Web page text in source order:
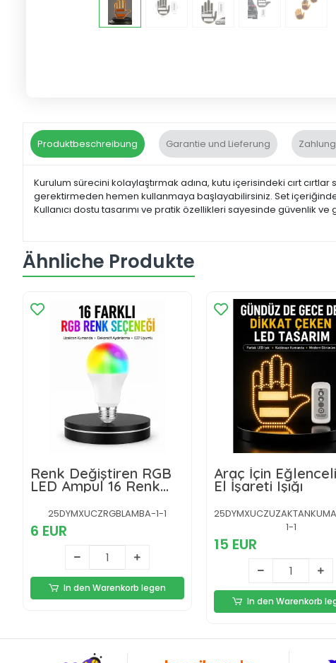
Produktbeschreibung Garantie und Lieferung
Kurulum sürecini kolaylaştırmak adına, kutu içerisindeki cırt
gerektirmeden hemen kullanmaya başlayabilirsiniz. Set
Kullanıcı dostu tasarımı ve pratik özellikleri sayesinde güvenlik
Ähnliche Produkte
Renk Değiştiren RGB
LED Ampul 16 Renk
Uzaktan Kumandalı
2025 Model
25DYMXUCZRGBLAMBA-1-1
6 EUR
In den Warenkorb legen
Araç İçin
El İşareti Işığı
1-1
15 EUR
In den Warenkorb